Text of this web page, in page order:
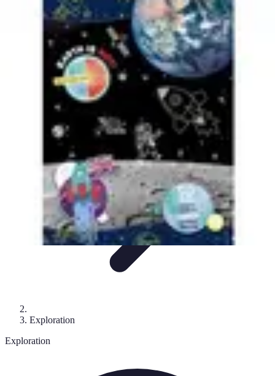
Géographie Explore
ExplorationCartographie et outils
Exploration
Géographique
Géographie PhysiqueÎles et régions
Géographie Explore
Exploration
Exploration